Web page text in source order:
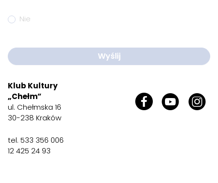
Nie
Wyślij
Klub Kultury
„Chełm”
ul. Chełmska 16
30-238 Kraków
tel. 533 356 006
12 425 24 93